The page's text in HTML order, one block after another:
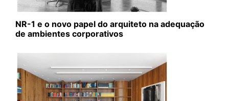
NR-1 e o novo papel do arquiteto na adequação
de ambientes corporativos